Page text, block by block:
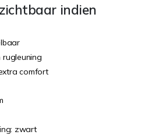
indien
comfort
zwart